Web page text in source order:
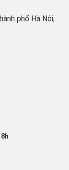
phố Hà Nội,